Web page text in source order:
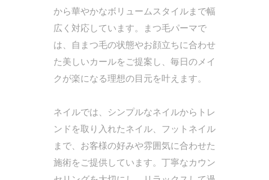
から華やかなボリュームスタイルまで幅
広く対応しています。まつ毛パーマで
は、自まつ毛の状態やお顔立ちに合わせ
た美しいカールをご提案し、毎日のメイ
クが楽になる理想の目元を叶えます。
ネイルでは、シンプルなネイルからトレ
ンドを取り入れたネイル、フットネイル
まで、お客様の好みや雰囲気に合わせた
施術をご提供しています。丁寧なカウン